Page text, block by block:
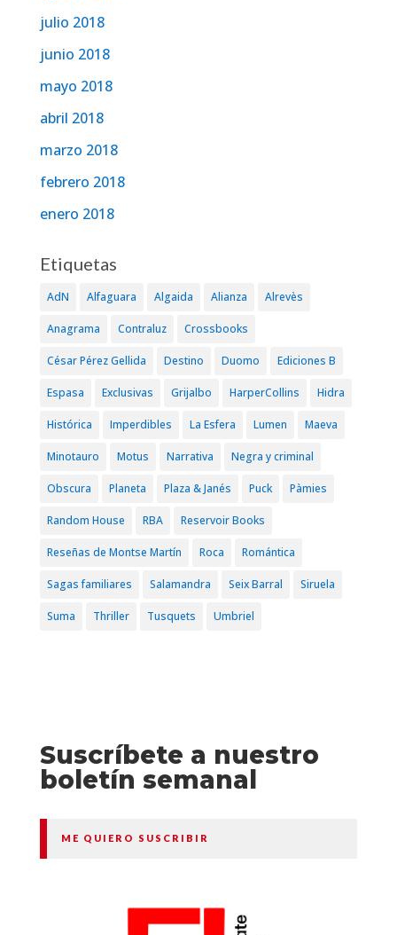
julio 2018
junio 2018
mayo 2018
abril 2018
marzo 2018
febrero 2018
enero 2018
Etiquetas
AdN Alfaguara Algaida Alianza Alrevès
Anagrama Contraluz Crossbooks
César Pérez Gellida Destino Duomo Ediciones B
Espasa Exclusivas Grijalbo HarperCollins Hidra
Histórica Imperdibles La Esfera Lumen Maeva
Minotauro Motus Narrativa Negra y criminal
Obscura Planeta Plaza & Janés Puck Pàmies
Random House RBA Reservoir Books
Reseñas de Montse Martín Roca Romántica
Sagas familiares Salamandra Seix Barral Siruela
Suma Thriller Tusquets Umbriel
Suscríbete a nuestro
boletín semanal
ME QUIERO SUSCRIBIR